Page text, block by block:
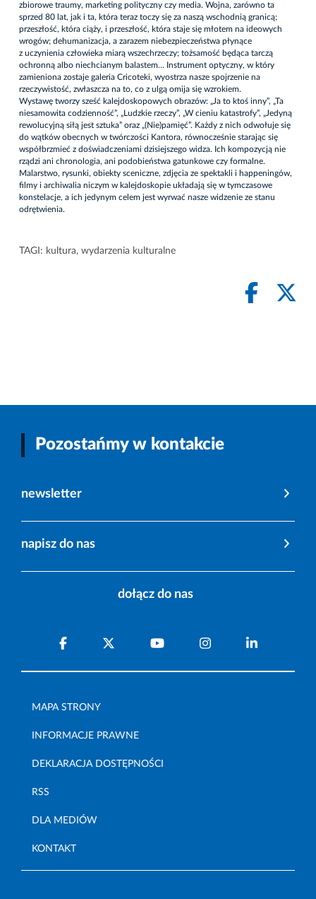
zbiorowe traumy, marketing polityczny czy media. Wojna, zarówno ta
sprzed 80 lat, jak i ta, która teraz toczy się za naszą wschodnią granicą;
przeszłość, która ciąży, i przeszłość, która staje się młotem na ideowych
wrogów; dehumanizacja, a zarazem niebezpieczeństwa płynące
z uczynienia człowieka miarą wszechrzeczy; tożsamość będąca tarczą
ochronną albo niechcianym balastem… Instrument optyczny, w który
zamieniona zostaje galeria Cricoteki, wyostrza nasze spojrzenie na
rzeczywistość, zwłaszcza na to, co z ulgą omija się wzrokiem.
Wystawę tworzy sześć kalejdoskopowych obrazów: „Ja to ktoś inny”, „Ta
niesamowita codzienność”, „Ludzkie rzeczy”, „W cieniu katastrofy”, „Jedyną
rewolucyjną siłą jest sztuka” oraz „(Nie)pamięć”. Każdy z nich odwołuje się
do wątków obecnych w twórczości Kantora, równocześnie starając się
współbrzmieć z doświadczeniami dzisiejszego widza. Ich kompozycją nie
rządzi ani chronologia, ani podobieństwa gatunkowe czy formalne.
Malarstwo, rysunki, obiekty sceniczne, zdjęcia ze spektakli i happeningów,
filmy i archiwalia niczym w kalejdoskopie układają się w tymczasowe
konstelacje, a ich jedynym celem jest wyrwać nasze widzenie ze stanu
odrętwienia.
TAGI: kultura, wydarzenia kulturalne
Pozostańmy w kontakcie
newsletter
napisz do nas
dołącz do nas
MAPA STRONY
INFORMACJE PRAWNE
DEKLARACJA DOSTĘPNOŚCI
RSS
DLA MEDIÓW
KONTAKT